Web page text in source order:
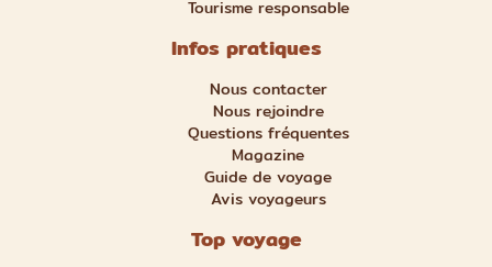
Tourisme responsable
Infos pratiques
Nous contacter
Nous rejoindre
Questions fréquentes
Magazine
Guide de voyage
Avis voyageurs
Top voyage